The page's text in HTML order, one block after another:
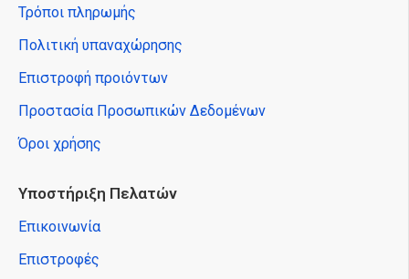
Τρόποι πληρωμής
Πολιτική υπαναχώρησης
Επιστροφή προιόντων
Προστασία Προσωπικών Δεδομένων
Όροι χρήσης
Υποστήριξη Πελατών
Επικοινωνία
Επιστροφές